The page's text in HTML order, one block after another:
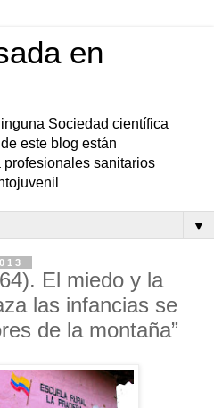
en
Sociedad científica
este blog están
sanitarios
▼
El miedo y la
las infancias se
de la montaña”